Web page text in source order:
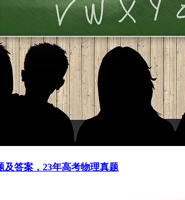
及答案，23年高考物理真题